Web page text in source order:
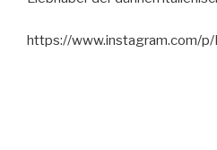
https://www.instagram.com/